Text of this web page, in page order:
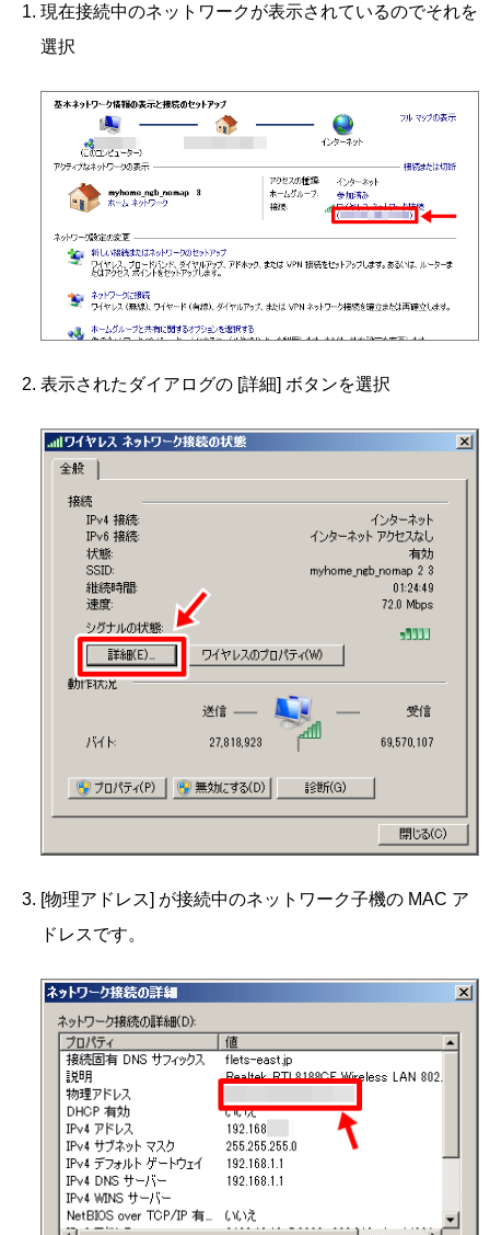
現在接続中のネットワークが表示されているのでそれを
選択
表示されたダイアログの [詳細] ボタンを選択
[物理アドレス] が接続中のネットワーク子機の MAC ア
ドレスです。